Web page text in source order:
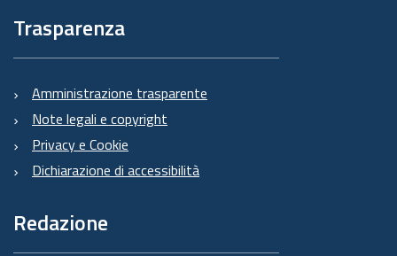
Trasparenza
Amministrazione trasparente
Note legali e copyright
Privacy e Cookie
Dichiarazione di accessibilità
Redazione